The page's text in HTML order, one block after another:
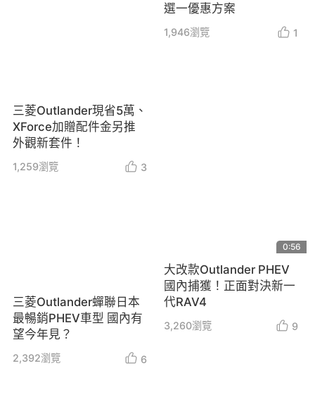
三菱Outlander現省5萬、
XForce加贈配件金另推
外觀新套件！
1,259瀏覽 3
三菱Outlander蟬聯日本
最暢銷PHEV車型 國內有
望今年見？
2,392瀏覽 6
選一優惠方案
1,946瀏覽 1
0:56
大改款Outlander PHEV
國內捕獲！正面對決新一
代RAV4
3,260瀏覽 9